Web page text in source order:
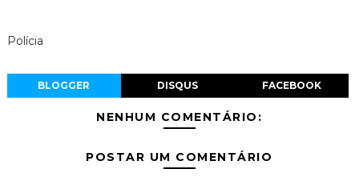
Polícia
BLOGGER DISQUS FACEBOOK
NENHUM COMENTÁRIO:
POSTAR UM COMENTÁRIO